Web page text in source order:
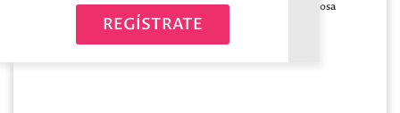
REGÍSTRATE
Rosa